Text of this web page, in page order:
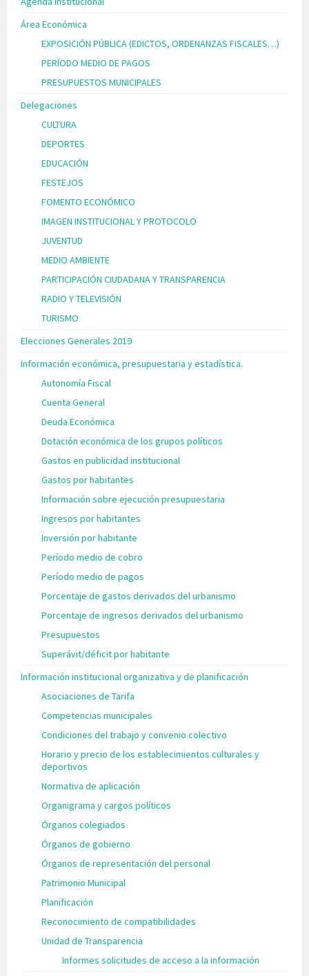
Área Económica
EXPOSICIÓN PÚBLICA (EDICTOS, ORDENANZAS FISCALES…)
PERÍODO MEDIO DE PAGOS
PRESUPUESTOS MUNICIPALES
Delegaciones
CULTURA
DEPORTES
EDUCACIÓN
FESTEJOS
FOMENTO ECONÓMICO
IMAGEN INSTITUCIONAL Y PROTOCOLO
JUVENTUD
MEDIO AMBIENTE
PARTICIPACIÓN CIUDADANA Y TRANSPARENCIA
RADIO Y TELEVISIÓN
TURISMO
Elecciones Generales 2019
Información económica, presupuestaria y estadística.
Autonomía Fiscal
Cuenta General
Deuda Económica
Dotación económica de los grupos políticos
Gastos en publicidad institucional
Gastos por habitantes
Información sobre ejecución presupuestaria
Ingresos por habitantes
Inversión por habitante
Período medio de cobro
Período medio de pagos
Porcentaje de gastos derivados del urbanismo
Porcentaje de ingresos derivados del urbanismo
Presupuestos
Superávit/déficit por habitante
Información institucional organizativa y de planificación
Asociaciones de Tarifa
Competencias municipales
Condiciones del trabajo y convenio colectivo
Horario y precio de los establecimientos culturales y
deportivos
Normativa de aplicación
Organigrama y cargos políticos
Órganos colegiados
Órganos de gobierno
Órganos de representación del personal
Patrimonio Municipal
Planificación
Reconocimiento de compatibilidades
Unidad de Transparencia
Informes solicitudes de acceso a la información